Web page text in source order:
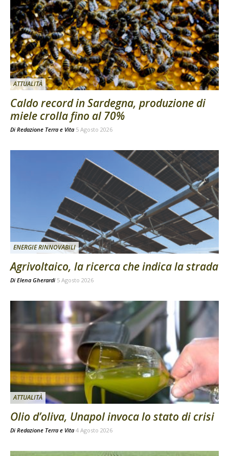
ATTUALITÀ
Caldo record in Sardegna, produzione di
miele crolla fino al 70%
Di Redazione Terra e Vita 5 Agosto 2026
ENERGIE RINNOVABILI
Agrivoltaico, la ricerca che indica la strada
Di Elena Gherardi 5 Agosto 2026
ATTUALITÀ
Olio d’oliva, Unapol invoca lo stato di crisi
Di Redazione Terra e Vita 4 Agosto 2026